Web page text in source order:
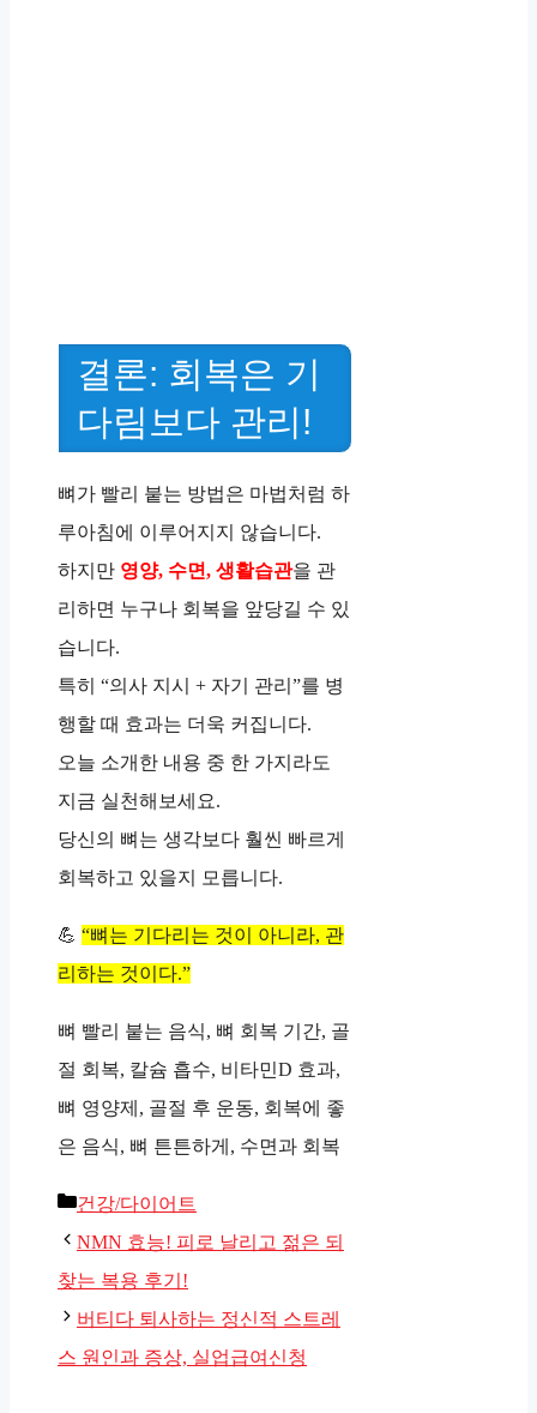
결론: 회복은 기
다림보다 관리!
뼈가 빨리 붙는 방법은 마법처럼 하
루아침에 이루어지지 않습니다.
하지만 영양, 수면, 생활습관을 관
리하면 누구나 회복을 앞당길 수 있
습니다.
특히 “의사 지시 + 자기 관리”를 병
행할 때 효과는 더욱 커집니다.
오늘 소개한 내용 중 한 가지라도
지금 실천해보세요.
당신의 뼈는 생각보다 훨씬 빠르게
회복하고 있을지 모릅니다.
💪 “뼈는 기다리는 것이 아니라, 관
리하는 것이다.”
뼈 빨리 붙는 음식, 뼈 회복 기간, 골
절 회복, 칼슘 흡수, 비타민D 효과,
뼈 영양제, 골절 후 운동, 회복에 좋
은 음식, 뼈 튼튼하게, 수면과 회복
카
테
고
리
건강/다이어트
NMN 효능! 피로 날리고 젊은 되
찾는 복용 후기!
버티다 퇴사하는 정신적 스트레
스 원인과 증상, 실업급여신청